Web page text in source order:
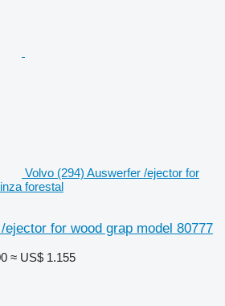
Volvo (294) Auswerfer /ejector for
forestal
for wood grap model 80777
≈ US$ 1.155